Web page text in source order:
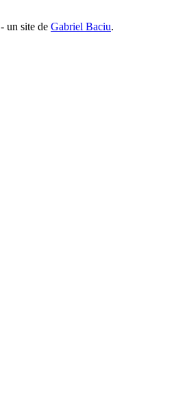
- un site de Gabriel Baciu.